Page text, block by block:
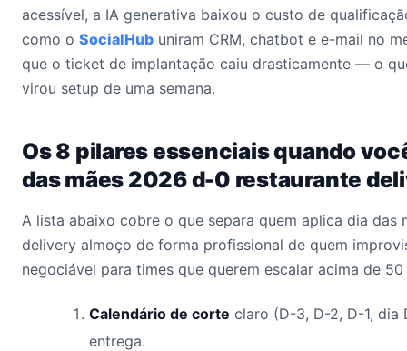
acessível, a IA generativa baixou o custo de
como o SocialHub uniram CRM, chatbot e e-mail no
que o ticket de implantação caiu drasticamente — o
virou setup de uma semana.
Os 8 pilares essenciais quando
das mães 2026 d-0 restaurante
A lista abaixo cobre o que separa quem aplica dia das
delivery almoço de forma profissional de quem
negociável para times que querem escalar acima de
Calendário de corte claro (D-3, D-2, D-1, dia
entrega.